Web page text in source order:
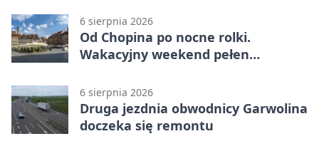
6 sierpnia 2026
Od Chopina po nocne rolki.
Wakacyjny weekend pełen
6 sierpnia 2026
Druga jezdnia obwodnicy Garwolina
doczeka się remontu